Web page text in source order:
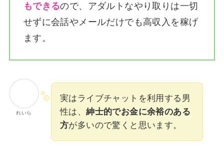
もできるので、アダルトなやり取りは一切
せずに会話やメールだけでも高収入を稼げ
ます。
れいら
実はライブチャットを利用する男
性は、紳士的でお金に余裕のある
方が多いので驚くと思います。